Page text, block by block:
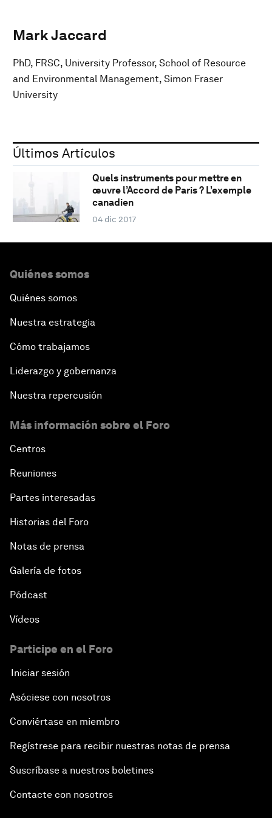
Mark Jaccard
PhD, FRSC, University Professor, School of Resource
and Environmental Management, Simon Fraser
University
Últimos Artículos
Quels instruments pour mettre en
œuvre l’Accord de Paris ? L’exemple
canadien
04 dic 2017
Quiénes somos
Quiénes somos
Nuestra estrategia
Cómo trabajamos
Liderazgo y gobernanza
Nuestra repercusión
Más información sobre el Foro
Centros
Reuniones
Partes interesadas
Historias del Foro
Notas de prensa
Galería de fotos
Pódcast
Vídeos
Participe en el Foro
Iniciar sesión
Asóciese con nosotros
Conviértase en miembro
Regístrese para recibir nuestras notas de prensa
Suscríbase a nuestros boletines
Contacte con nosotros